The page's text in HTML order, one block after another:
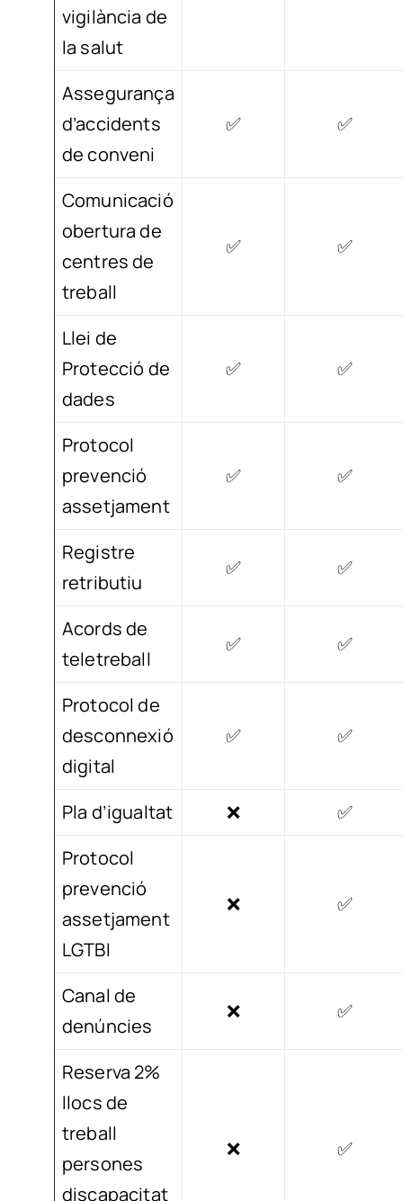
vigilància de
la salut
Assegurança
d’accidents
de conveni
✅ ✅
Comunicació
obertura de
centres de
treball
✅ ✅
Llei de
Protecció de
dades
✅ ✅
Protocol
prevenció
assetjament
✅ ✅
Registre
retributiu
✅ ✅
Acords de
teletreball
✅ ✅
Protocol de
desconnexió
digital
✅ ✅
Pla d’igualtat ❌
✅
Protocol
prevenció
assetjament
LGTBI
❌ ✅
Canal de
denúncies
❌ ✅
Reserva 2%
llocs de
treball
persones
discapacitat
❌ ✅